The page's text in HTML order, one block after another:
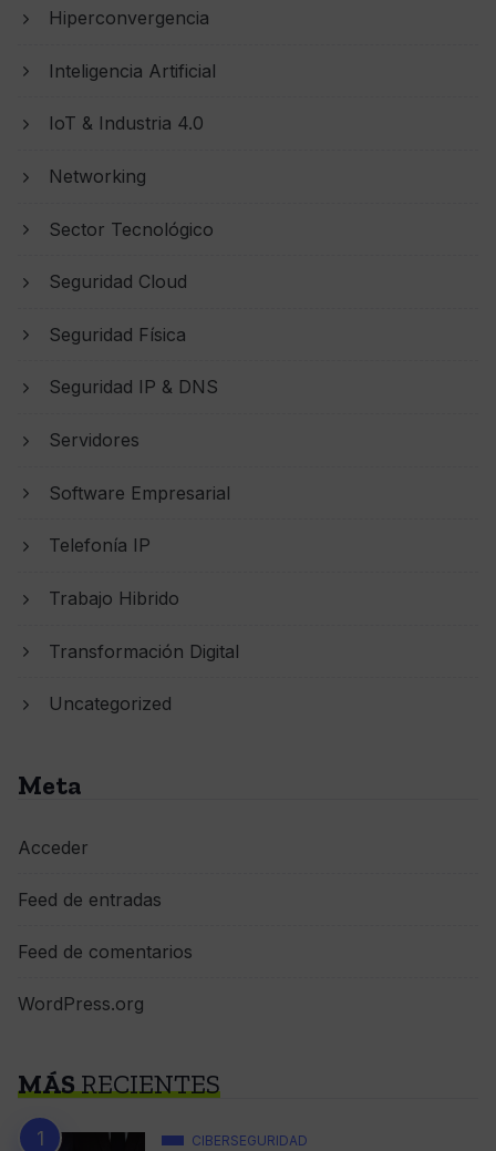
Hiperconvergencia
Inteligencia Artificial
IoT & Industria 4.0
Networking
Sector Tecnológico
Seguridad Cloud
Seguridad Física
Seguridad IP & DNS
Servidores
Software Empresarial
Telefonía IP
Trabajo Hibrido
Transformación Digital
Uncategorized
Meta
Acceder
Feed de entradas
Feed de comentarios
WordPress.org
MÁSRECIENTES
CIBERSEGURIDAD